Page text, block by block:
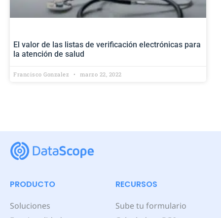
El valor de las listas de verificación electrónicas para
la atención de salud
Francisco Gonzalez marzo 22, 2022
PRODUCTO
Soluciones
RECURSOS
Sube tu formulario